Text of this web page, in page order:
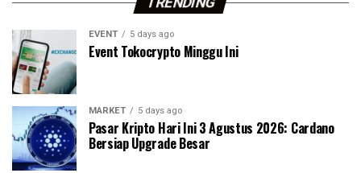
EVENT 5 days ago
Event Tokocrypto Minggu Ini
MARKET 5 days ago
Pasar Kripto Hari Ini 3 Agustus 2026: Cardano
Bersiap Upgrade Besar